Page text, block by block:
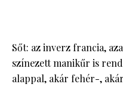
Sőt: az inverz francia,
színezett manikűr is
alappal, akár fehér-,